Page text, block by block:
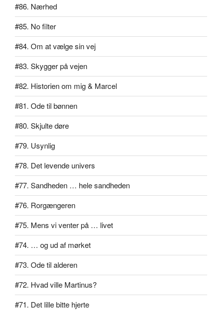
#86. Nærhed
#85. No filter
#84. Om at vælge sin vej
#83. Skygger på vejen
#82. Historien om mig & Marcel
#81. Ode til bønnen
#80. Skjulte døre
#79. Usynlig
#78. Det levende univers
#77. Sandheden … hele sandheden
#76. Rorgængeren
#75. Mens vi venter på … livet
#74. … og ud af mørket
#73. Ode til alderen
#72. Hvad ville Martinus?
#71. Det lille bitte hjerte